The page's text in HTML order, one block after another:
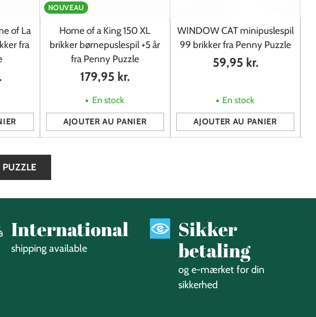
of La
fra
NOUVEAU
Home of a King 150 XL
brikker børnepuslespil +5 år
fra Penny Puzzle
179,95 kr.
En stock
AJOUTER AU PANIER
Quantité
WINDOW CAT minipuslespil
99 brikker fra Penny Puzzle
59,95 kr.
En stock
AJOUTER AU PANIER
Quantité
International
shipping available
Sikker
betaling
og e-mærket for din
sikkerhed